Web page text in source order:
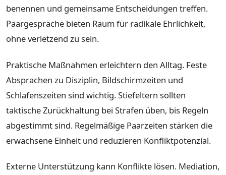
benennen und gemeinsame Entscheidungen treffen.
Paargespräche bieten Raum für radikale Ehrlichkeit,
ohne verletzend zu sein.
Praktische Maßnahmen erleichtern den Alltag. Feste
Absprachen zu Disziplin, Bildschirmzeiten und
Schlafenszeiten sind wichtig. Stiefeltern sollten
taktische Zurückhaltung bei Strafen üben, bis Regeln
abgestimmt sind. Regelmäßige Paarzeiten stärken die
erwachsene Einheit und reduzieren Konfliktpotenzial.
Externe Unterstützung kann Konflikte lösen. Mediation,